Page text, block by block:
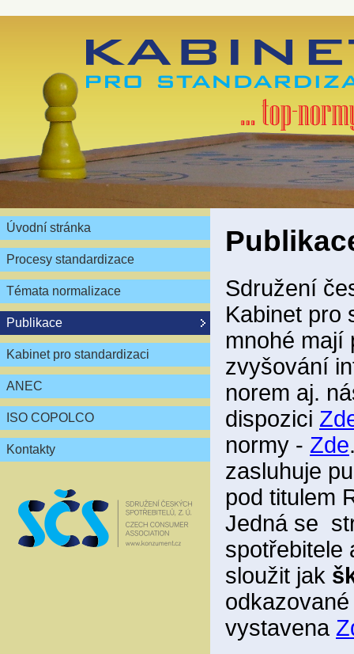
Úvodní stránka
Procesy standardizace
Témata normalizace
Publikace
Kabinet pro standardizaci
ANEC
ISO COPOLCO
Kontakty
Sdružení
Kabinet pro
mnohé mají
zvyšování
norem aj.
dispozici
normy - Zde
zasluhuje
pod titulem
Jedná se
spotřebitele
sloužit jak
vystavena